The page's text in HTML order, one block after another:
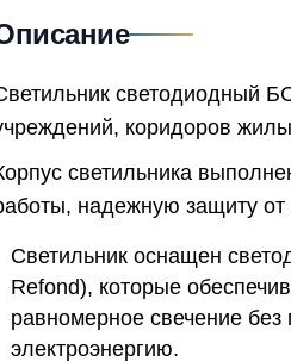
светодиодный
коридоров
светильника
надежную защиту
Светильник оснащен
Refond), которые
равномерное свечение
электроэнергию.